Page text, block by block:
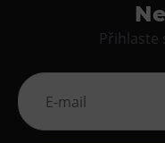
Přihlaste